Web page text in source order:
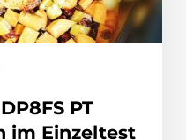
PT
im Einzeltest